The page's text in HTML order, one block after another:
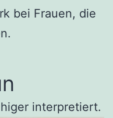
bei Frauen, die
interpretiert.